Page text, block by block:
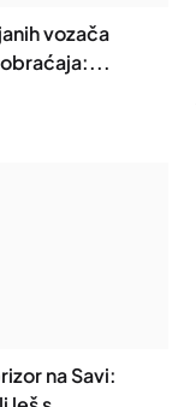
vozača
na Savi: